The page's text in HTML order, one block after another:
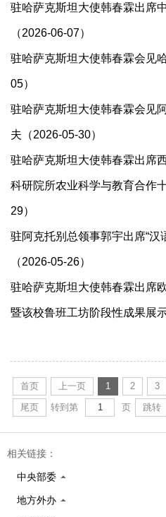
驻哈萨克斯坦大使韩春霖出席
（2026-06-07）
驻哈萨克斯坦大使韩春霖会见
05）
驻哈萨克斯坦大使韩春霖会见
夫（2026-05-30）
驻哈萨克斯坦大使韩春霖出席
科研院所农业科学与教育合作
29）
驻阿克托别总领事郭宇出席“汉
（2026-05-26）
驻哈萨克斯坦大使韩春霖出席
暨该校鲁班工坊阶段性成果展
首页 上一页 1 2 3
尾页
转到第 页 跳转
相关链接：
中央部委
地方外办